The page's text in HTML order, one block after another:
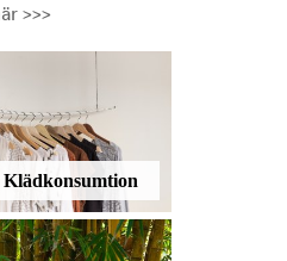
>>>